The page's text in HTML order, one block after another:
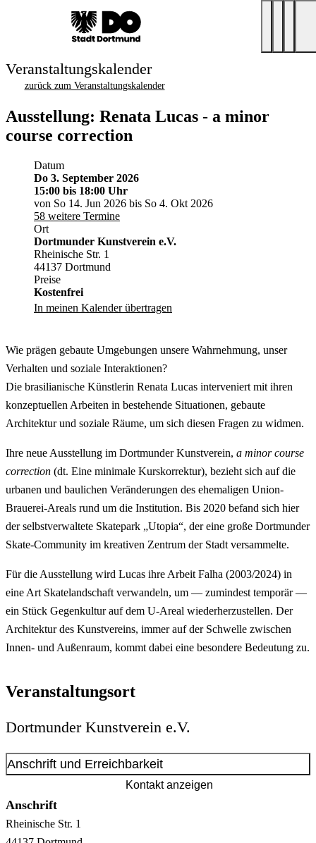
Veranstaltungskalender
zurück zum Veranstaltungskalender
Ausstellung: Renata Lucas - a minor
course correction
Datum
Do 3. September 2026
15:00 bis 18:00 Uhr
von So 14. Jun 2026 bis So 4. Okt 2026
58 weitere Termine
Ort
Dortmunder Kunstverein e.V.
Rheinische Str. 1
44137 Dortmund
Preise
Kostenfrei
In meinen Kalender übertragen
Wie prägen gebaute Umgebungen unsere Wahrnehmung, unser
Verhalten und soziale Interaktionen?
Die brasilianische Künstlerin Renata Lucas interveniert mit ihren
konzeptuellen Arbeiten in bestehende Situationen, gebaute
Architektur und soziale Räume, um sich diesen Fragen zu widmen.
Ihre neue Ausstellung im Dortmunder Kunstverein, a minor course
correction (dt. Eine minimale Kurskorrektur), bezieht sich auf die
urbanen und baulichen Veränderungen des ehemaligen Union-
Brauerei-Areals rund um die Institution. Bis 2020 befand sich hier
der selbstverwaltete Skatepark „Utopia“, der eine große Dortmunder
Skate-Community im kreativen Zentrum der Stadt versammelte.
Für die Ausstellung wird Lucas ihre Arbeit Falha (2003/2024) in
eine Art Skatelandschaft verwandeln, um — zumindest temporär —
ein Stück Gegenkultur auf dem U-Areal wiederherzustellen. Der
Architektur des Kunstvereins, immer auf der Schwelle zwischen
Innen- und Außenraum, kommt dabei eine besondere Bedeutung zu.
Veranstaltungsort
Dortmunder Kunstverein e.V.
Anschrift und Erreichbarkeit
Kontakt anzeigen
Anschrift
Rheinische Str. 1